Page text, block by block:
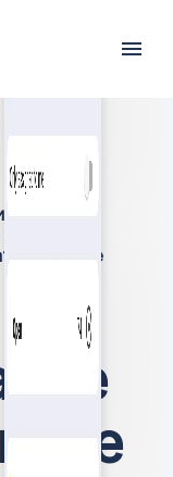
в облаке